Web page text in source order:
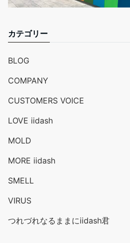
カテゴリー
BLOG
COMPANY
CUSTOMERS VOICE
LOVE iidash
MOLD
MORE iidash
SMELL
VIRUS
つれづれなるままにiidash君